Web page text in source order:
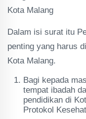
Kota Malang
Dalam isi surat itu
penting yang harus
Kota Malang.
Bagi kepada
tempat ibadah
pendidikan di
Protokol